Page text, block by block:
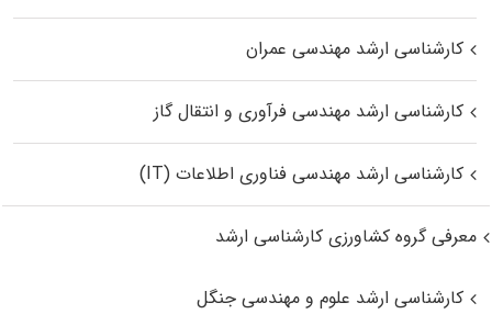
کارشناسی ارشد مهندسی عمران
کارشناسی ارشد مهندسی فرآوری و انتقال گاز
کارشناسی ارشد مهندسی فناوری اطلاعات (IT)
معرفی گروه کشاورزی کارشناسی ارشد
کارشناسی ارشد علوم و مهندسی جنگل